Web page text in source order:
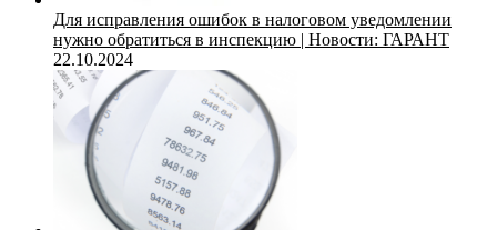
Для исправления ошибок в налоговом уведомлении
нужно обратиться в инспекцию | Новости: ГАРАНТ
22.10.2024